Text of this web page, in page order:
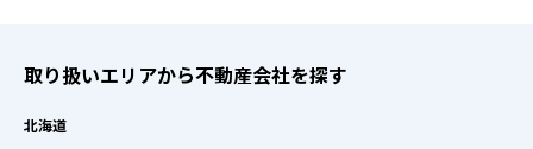
取り扱いエリアから不動産会社を探す
北海道